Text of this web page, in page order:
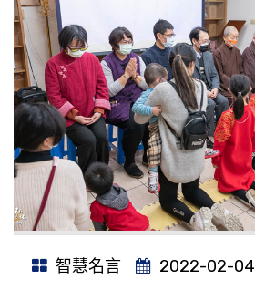
智慧名言 2022-02-04